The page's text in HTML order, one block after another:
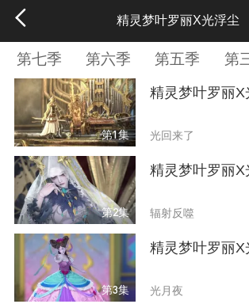
精灵梦叶罗丽X光浮尘
第七季 第六季 第五季 第
第1集
精灵梦叶罗丽
光回来了
第2集
精灵梦叶罗丽
辐射反噬
第3集
精灵梦叶罗丽
光月夜